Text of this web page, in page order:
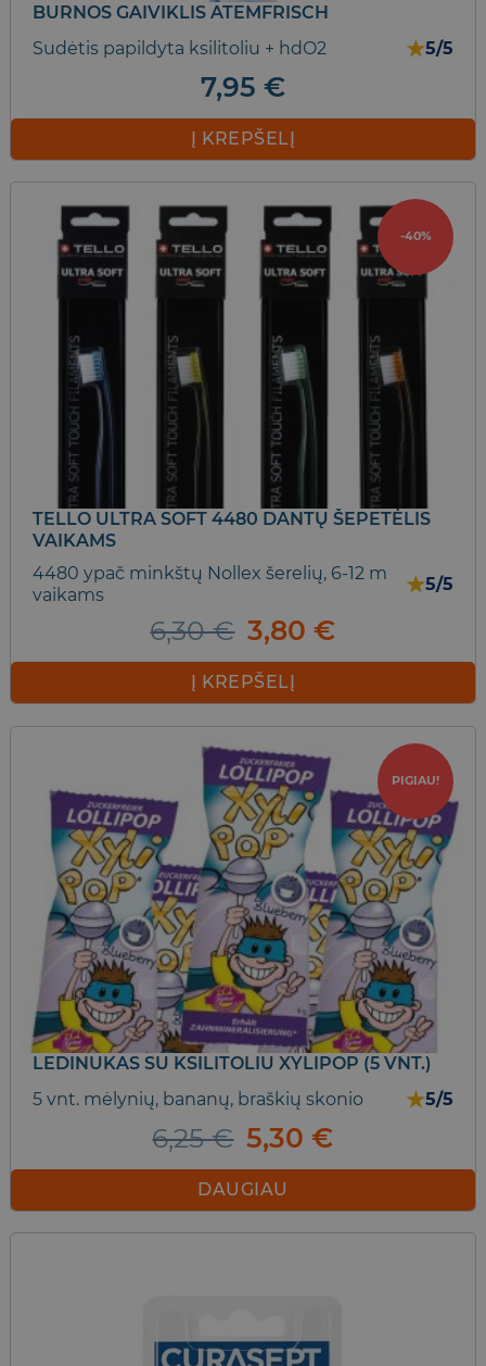
BURNOS GAIVIKLIS ATEMFRISCH
Sudėtis papildyta ksilitoliu + hdO2
★5/5
7,95 €
Į KREPŠELĮ
-40%
TELLO ULTRA SOFT 4480 DANTŲ ŠEPETĖLIS
VAIKAMS
4480 ypač minkštų Nollex šerelių, 6-12 m
vaikams
★5/5
6,30€ Original
price
was:
6,30 €.
3,80€Current
price
3,80 €.
Į KREPŠELĮ
PIGIAU!
LEDINUKAS SU KSILITOLIU XYLIPOP (5 VNT.)
5 vnt. mėlynių, bananų, braškių skonio
★5/5
6,25€ Original
price
was:
6,25 €.
5,30€Current
price
5,30 €.
DAUGIAU